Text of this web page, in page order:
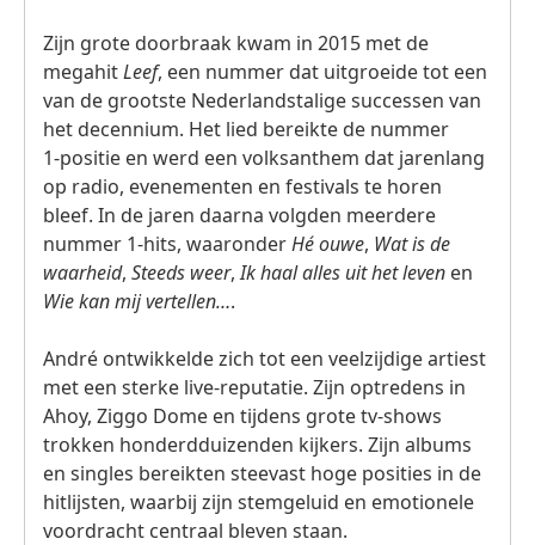
Zijn grote doorbraak kwam in 2015 met de
megahitLeef, een nummer dat uitgroeide tot een
van de grootste Nederlandstalige successen van
het decennium. Het lied bereikte de nummer
1‑positie en werd een volksanthem dat jarenlang
op radio, evenementen en festivals te horen
bleef. In de jaren daarna volgden meerdere
nummer 1‑hits, waaronderHé ouwe, Wat is de
waarheid, Steeds weer,Ik haal alles uit het leven en
Wie kan mij vertellen….
André ontwikkelde zich tot een veelzijdige artiest
met een sterke live‑reputatie. Zijn optredens in
Ahoy, Ziggo Dome en tijdens grote tv‑shows
trokken honderdduizenden kijkers. Zijn albums
en singles bereikten steevast hoge posities in de
hitlijsten, waarbij zijn stemgeluid en emotionele
voordracht centraal bleven staan.